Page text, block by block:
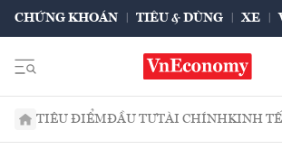
CHỨNG KHOÁN TIÊU & DÙNG XE
TIÊU ĐIỂMĐẦU TƯTÀI CHÍNHKINH TẾ